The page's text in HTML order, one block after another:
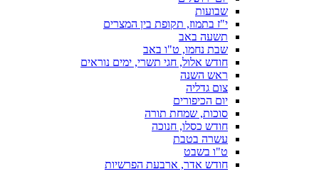
שבועות
י"ז בתמוז, תקופת בין המצרים
תשעה באב
שבת נחמו, ט"ו באב
חודש אלול, חגי תשרי, ימים נוראים
ראש השנה
צום גדליה
יום הכיפורים
סוכות, שמחת תורה
חודש כסלו, חנוכה
עשרה בטבת
ט"ו בשבט
חודש אדר, ארבעת הפרשיות